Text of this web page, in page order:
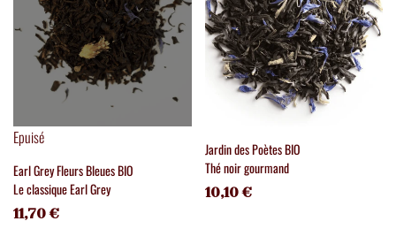
Epuisé
Earl Grey Fleurs Bleues BIO
Le classique Earl Grey
11,70 €
Jardin des Poètes BIO
Thé noir gourmand
10,10 €